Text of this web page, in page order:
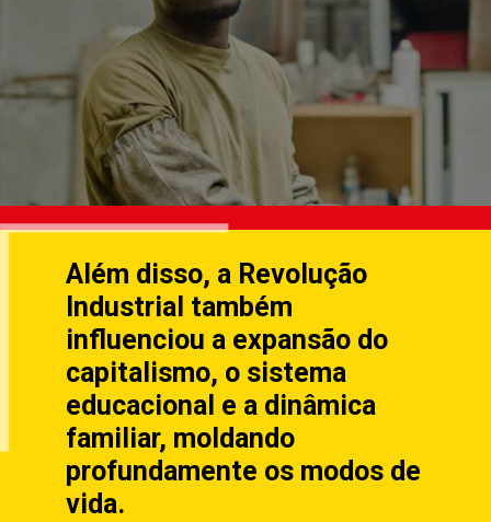
Além disso, a Revolução
Industrial também
influenciou a expansão do
capitalismo, o sistema
educacional e a dinâmica
familiar, moldando
profundamente os modos de
vida.